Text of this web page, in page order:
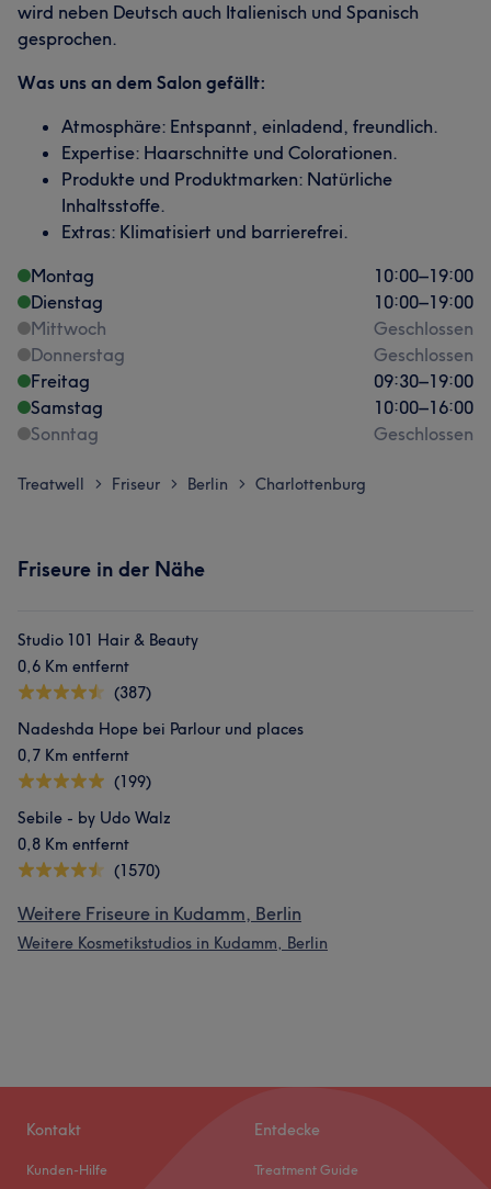
wird neben Deutsch auch Italienisch und Spanisch
gesprochen.
Was uns an dem Salon gefällt:
Atmosphäre: Entspannt, einladend, freundlich.
Expertise: Haarschnitte und Colorationen.
Produkte und Produktmarken: Natürliche
Inhaltsstoffe.
Extras: Klimatisiert und barrierefrei.
Montag
10:00–19:00
Dienstag
10:00–19:00
Mittwoch
Geschlossen
Donnerstag
Geschlossen
Freitag
09:30–19:00
Samstag
10:00–16:00
Sonntag
Geschlossen
Treatwell > Friseur > Berlin > Charlottenburg
Friseure in der Nähe
Studio 101 Hair & Beauty
0,6 Km entfernt
(387)
Nadeshda Hope bei Parlour und places
0,7 Km entfernt
(199)
Sebile - by Udo Walz
0,8 Km entfernt
(1570)
Weitere Friseure in Kudamm, Berlin
Weitere Kosmetikstudios in Kudamm, Berlin
Kontakt
Kunden-Hilfe
Entdecke
Treatment Guide